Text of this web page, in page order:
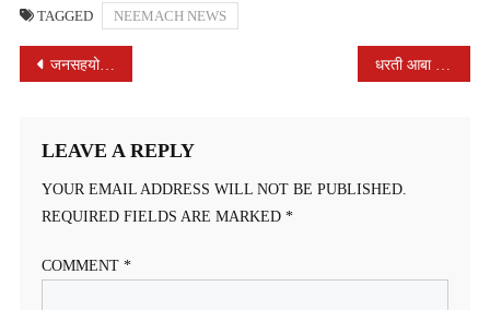
TAGGED NEEMACH NEWS
POST
जनसहयोग से बदल रही शिवना की तस्वीर, प्रदूषण कम होने से जलीय जीव सुरक्षित – विधायक विपिन जैन
LEAVE A REPLY
YOUR EMAIL ADDRESS WILL NOT BE PUBLISHED.
REQUIRED FIELDS ARE MARKED *
COMMENT *